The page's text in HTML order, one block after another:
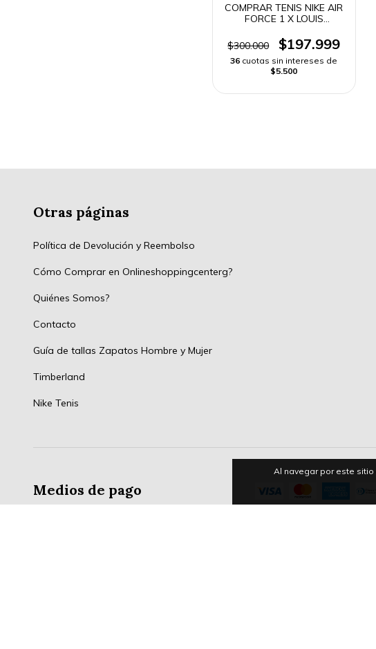
Al navegar por este sitio
COMPRAR TENIS NIKE AIR
FORCE 1 X LOUIS
$300.000
$197.999
36 cuotas sin intereses de
$5.500
Otras páginas
Política de Devolución y Reembolso
Cómo Comprar en Onlineshoppingcenterg?
Quiénes Somos?
Contacto
Guía de tallas Zapatos Hombre y Mujer
Timberland
Nike Tenis
Medios de pago